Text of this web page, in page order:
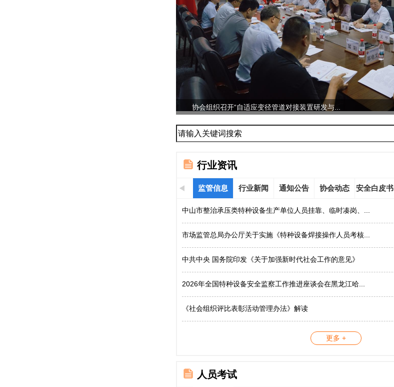
协会组织召开“自适应变径管道对接装置研发与...
行业资讯
监管信息 行业新闻 通知公告 协会动态 安全白皮书
中山市整治承压类特种设备生产单位人员挂靠、临时凑岗、...
市场监管总局办公厅关于实施《特种设备焊接操作人员考核...
中共中央 国务院印发《关于加强新时代社会工作的意见》
2026年全国特种设备安全监察工作推进座谈会在黑龙江哈...
《社会组织评比表彰活动管理办法》解读
更多 +
人员考试